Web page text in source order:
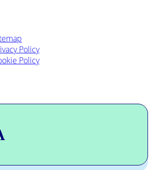
Policy
Policy